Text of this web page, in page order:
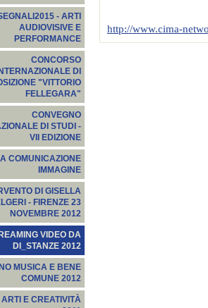
- ARTI
AUDIOVISIVE E
PERFORMANCE
CONCORSO
INTERNAZIONALE DI
"VITTORIO
FELLEGARA"
CONVEGNO
DI STUDI -
VII EDIZIONE
COMUNICAZIONE
IMMAGINE
DI GISELLA
- FIRENZE 23
NOVEMBRE 2012
VIDEO DA
DI_STANZE 2012
MUSICA E BENE
COMUNE 2012
E CREATIVITÀ
http://www.cima-